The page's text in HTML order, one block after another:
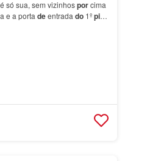
só sua, sem vizinhosporcima
e a porta deentrada do1ºpiso